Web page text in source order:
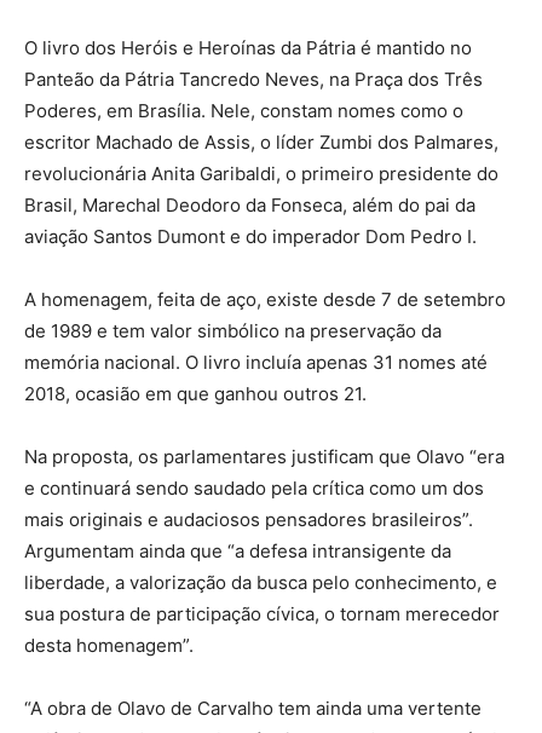
O livro dos Heróis e Heroínas da Pátria é mantido no
Panteão da Pátria Tancredo Neves, na Praça dos Três
Poderes, em Brasília. Nele, constam nomes como o
escritor Machado de Assis, o líder Zumbi dos Palmares,
revolucionária Anita Garibaldi, o primeiro presidente do
Brasil, Marechal Deodoro da Fonseca, além do pai da
aviação Santos Dumont e do imperador Dom Pedro I.
A homenagem, feita de aço, existe desde 7 de setembro
de 1989 e tem valor simbólico na preservação da
memória nacional. O livro incluía apenas 31 nomes até
2018, ocasião em que ganhou outros 21.
Na proposta, os parlamentares justificam que Olavo “era
e continuará sendo saudado pela crítica como um dos
mais originais e audaciosos pensadores brasileiros”.
Argumentam ainda que “a defesa intransigente da
liberdade, a valorização da busca pelo conhecimento, e
sua postura de participação cívica, o tornam merecedor
desta homenagem”.
“A obra de Olavo de Carvalho tem ainda uma vertente